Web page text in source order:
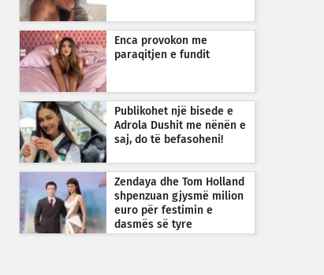
Enca provokon me
paraqitjen e fundit
Publikohet një bisede e
Adrola Dushit me nënën e
saj, do të befasoheni!
Zendaya dhe Tom Holland
shpenzuan gjysmë milion
euro për festimin e
dasmës së tyre